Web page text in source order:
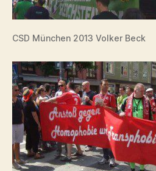
CSD München 2013 Volker Beck